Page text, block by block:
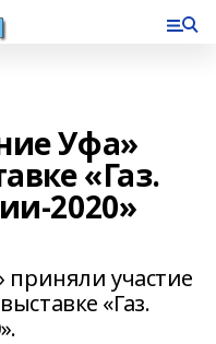
Уфа»
«Газ.
2020»
приняли участие
«Газ.